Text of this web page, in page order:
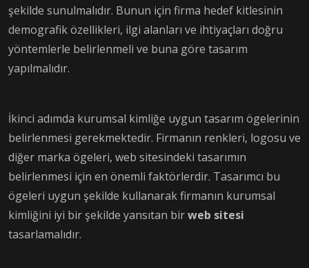
şekilde sunulmalıdır. Bunun için firma hedef kitlesinin
demografik özellikleri, ilgi alanları ve ihtiyaçları doğru
yöntemlerle belirlenmeli ve buna göre tasarım
yapılmalıdır.
İkinci adımda kurumsal kimliğe uygun tasarım ögelerinin
belirlenmesi gerekmektedir. Firmanın renkleri, logosu ve
diğer marka ögeleri, web sitesindeki tasarımın
belirlenmesi için en önemli faktörlerdir. Tasarımcı bu
ögeleri uygun şekilde kullanarak firmanın kurumsal
kimliğini iyi bir şekilde yansıtan birweb sitesi
tasarlamalıdır.